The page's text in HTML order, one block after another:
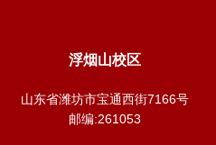
浮烟山校区
山东省潍坊市宝通西街7166号
邮编:261053